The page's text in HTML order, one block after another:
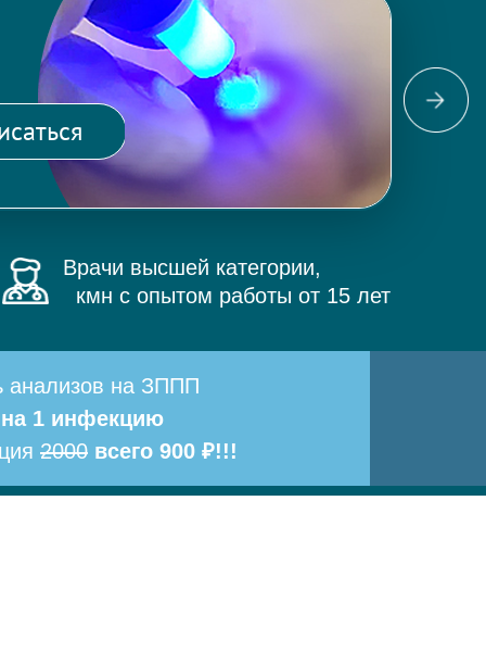
и
Врачи высшей категории,
кмн с опытом работы от 15 лет
анализов на ЗППП
на 1 инфекцию
2000 всего 900 ₽!!!